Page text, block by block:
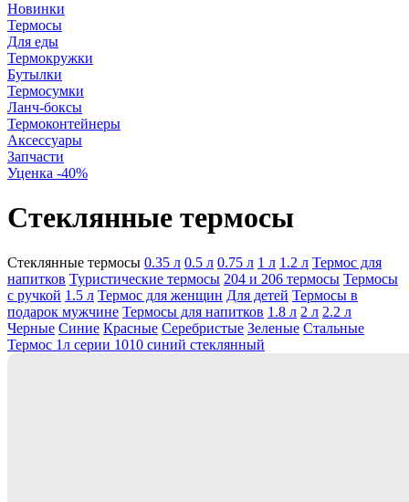
Новинки
Термосы
Для еды
Термокружки
Бутылки
Термосумки
Ланч-боксы
Термоконтейнеры
Аксессуары
Запчасти
Уценка -40%
Стеклянные термосы
Стеклянные термосы 0.35 л 0.5 л 0.75 л 1 л 1.2 л Термос для
напитков Туристические термосы 204 и 206 термосы Термосы
с ручкой 1.5 л Термос для женщин Для детей Термосы в
подарок мужчине Термосы для напитков 1.8 л 2 л 2.2 л
Черные Синие Красные Серебристые Зеленые Стальные
Термос 1л серии 1010 синий стеклянный